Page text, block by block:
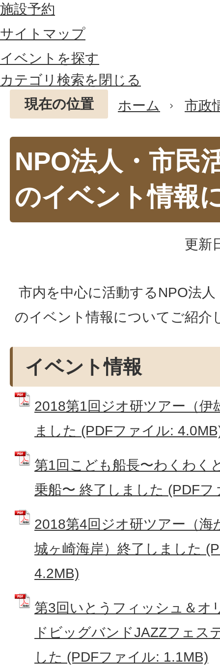
施設予約
サイトマップ
イベントを探す
カテゴリ検索を閉じる
現在の位置
ホーム 市政
NPO法人・市民
のイベント情報
更新
市内を中心に活動するNPO法
のイベント情報についてご紹介
イベント情報
2018第1回ジオ研ツアー（伊
ました (PDFファイル:
第1回こども船長〜わくわく
乗船〜 終了しました (PDFフ
2018第4回ジオ研ツアー（海
城ヶ崎海岸）終了しました
4.2MB)
第3回いとうフィッシュ＆オ
ドビッグバンドJAZZフェス
した (PDFファイル: 1.1MB)